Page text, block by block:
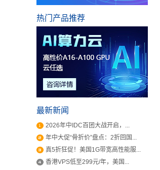
热门产品推荐
最新新闻
2026年中IDC百团大战开启，...
年中大促“骨折价”盘点：2折回国...
真5折狂促！美国1G带宽高性能服...
香港VPS低至299元/年，美国...